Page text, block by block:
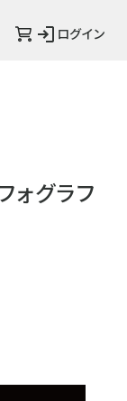
ログイン
ォグラフ